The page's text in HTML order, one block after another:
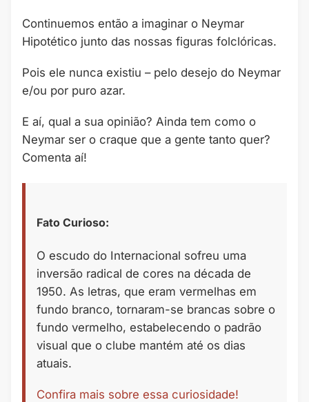
Continuemos então a imaginar o Neymar
Hipotético junto das nossas figuras folclóricas.
Pois ele nunca existiu – pelo desejo do Neymar
e/ou por puro azar.
E aí, qual a sua opinião? Ainda tem como o
Neymar ser o craque que a gente tanto quer?
Comenta aí!
Fato Curioso:
O escudo do Internacional sofreu uma
inversão radical de cores na década de
1950. As letras, que eram vermelhas em
fundo branco, tornaram-se brancas sobre o
fundo vermelho, estabelecendo o padrão
visual que o clube mantém até os dias
atuais.
Confira mais sobre essa curiosidade!